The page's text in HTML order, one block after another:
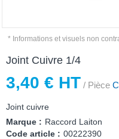
* Informations et visuels non
Joint Cuivre 1/4
3,40 € HT / Pièce
Joint cuivre
Marque : Raccord Laiton
Code article : 00222390